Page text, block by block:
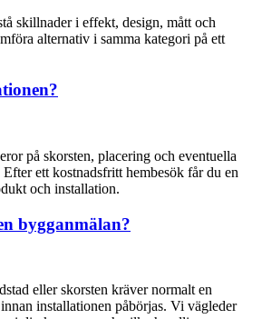
skillnader i effekt, design, mått och
alternativ i samma kategori på ett
på skorsten, placering och eventuella
ett kostnadsfritt hembesök får du en
och installation.
bygganmälan?
eller skorsten kräver normalt en
installationen påbörjas. Vi vägleder